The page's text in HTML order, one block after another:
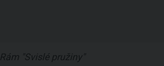
Rám "Svislé pružiny"